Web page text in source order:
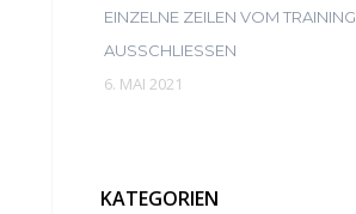
EINZELNE ZEILEN VOM TRAINING
AUSSCHLIESSEN
6. MAI 2021
KATEGORIEN